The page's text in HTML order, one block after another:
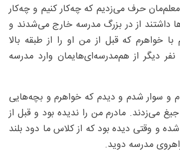
حرف می‌زدیم که چه‌کار کنیم و چه‌کار
داشتند از در بزرگ مدرسه خارج می‌شدند و
خواهرم که قبل از من او را از طبقه بالا
نفر دیگر از هم‌مدرسه‌ای‌هایمان وارد مدرسه
و سوار شدم و دیدم که خواهرم و بچه‌هایی
می‌زدند. مادرم من را ندیده بود و قبل از
و وقتی دیده بود که از کلاس ما دود بلند
مدرسه دوید.